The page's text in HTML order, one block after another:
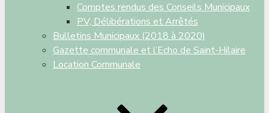
Comptes rendus des Conseils Municipaux
PV, Délibérations et Arrêtés
Bulletins Municipaux (2018 à 2020)
Gazette communale et l’Echo de Saint-Hilaire
Location Communale